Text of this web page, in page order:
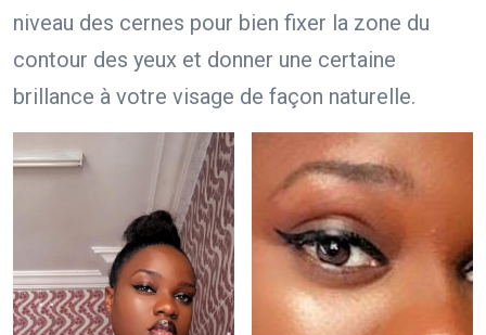
niveau des cernes pour bien fixer la zone du
contour des yeux et donner une certaine
brillance à votre visage de façon naturelle.